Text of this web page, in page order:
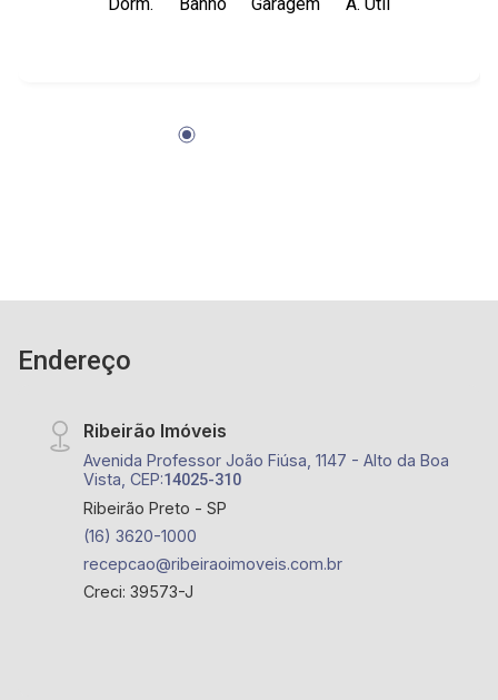
eletrônico; - Próximo ao Empório S`tilo Mineiro
Endereço
Ribeirão Imóveis
Avenida Professor João Fiúsa, 1147 - Alto da Boa
Vista, CEP:14025-310
Ribeirão Preto - SP
(16) 3620-1000
recepcao@ribeiraoimoveis.com.br
Creci: 39573-J